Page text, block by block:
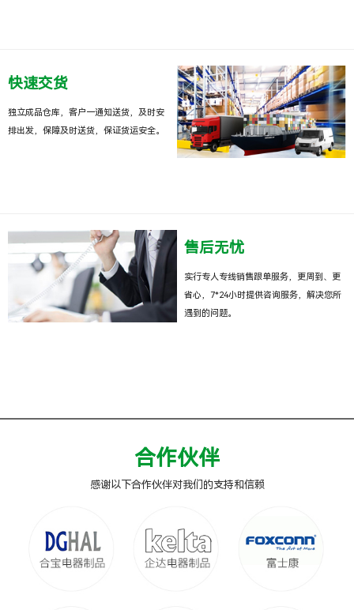
快速交货
独立成品仓库，客户一通知送货，及时安
排出发，保障及时送货，保证货运安全。
售后无忧
实行专人专线销售跟单服务，更周到、更
省心，7*24小时提供咨询服务，解决您所
遇到的问题。
合作伙伴
感谢以下合作伙伴对我们的支持和信赖